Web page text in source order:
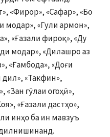
«Фирор», «Сафар», «Бо
модар», «Гули армон»,
«Ғазали фироқ», «Ду
модар», «Дилашро аз
«Ғамбода», «Доғи
«Такфин»,
«Зан гӯлаи огоҳӣ»,
«Ғазали дастҳо»,
инҳо ба ин мавзуъ